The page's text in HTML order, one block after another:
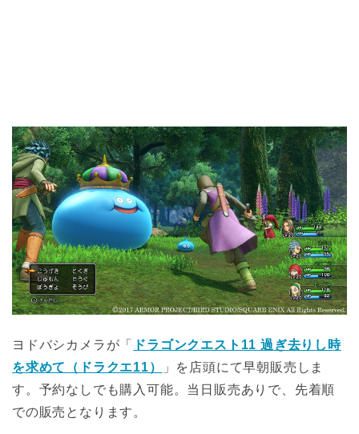
ヨドバシカメラが「
ドラゴンクエスト11 過ぎ去りし時
を求めて（ドラクエ11）
」を店頭にて早朝販売しま
す。予約なしでも購入可能。当日販売ありで、先着順
での販売となります。